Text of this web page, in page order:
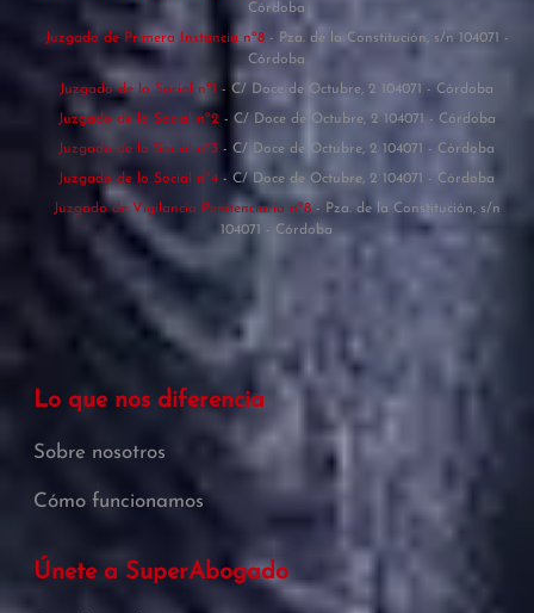
Córdoba
Juzgado de Primera Instancia nº8 - Pza. de la Constitución, s/n 104071 -
Córdoba
Juzgado de lo Social nº1 - C/ Doce de Octubre, 2 104071 - Córdoba
Juzgado de lo Social nº2 - C/ Doce de Octubre, 2 104071 - Córdoba
Juzgado de lo Social nº3 - C/ Doce de Octubre, 2 104071 - Córdoba
Juzgado de lo Social nº4 - C/ Doce de Octubre, 2 104071 - Córdoba
Juzgado de Vigilancia Penitenciaria nº8 - Pza. de la Constitución, s/n
104071 - Córdoba
Lo que nos diferencia
Sobre nosotros
Cómo funcionamos
Únete a SuperAbogado